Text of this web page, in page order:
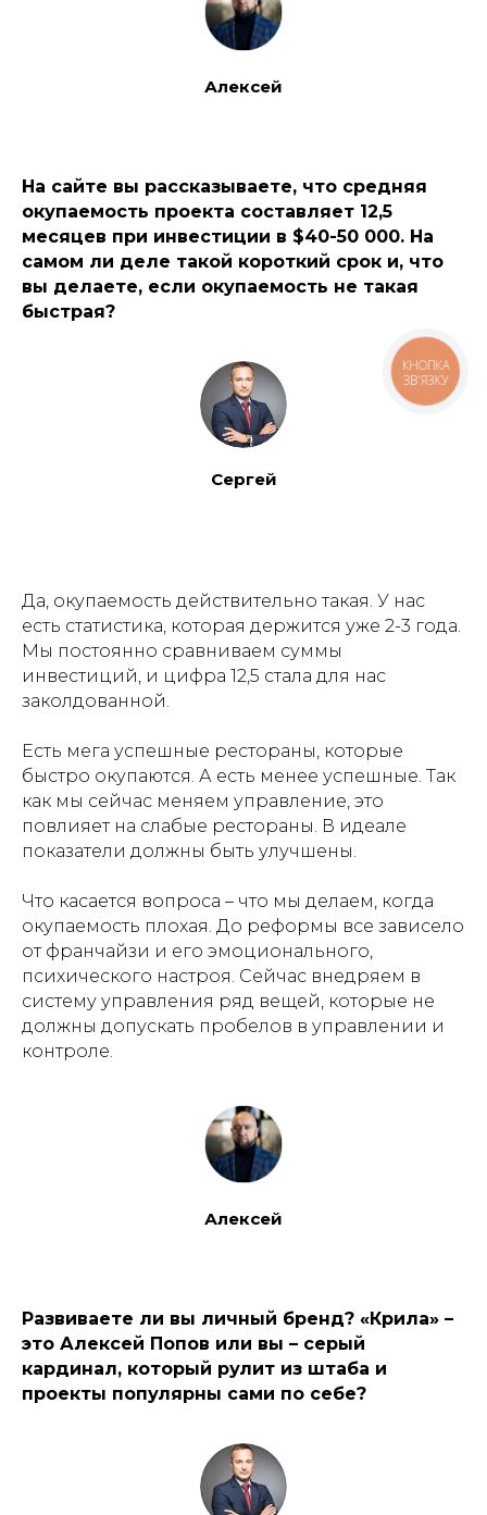
Алексей
На сайте вы рассказываете, что средняя
окупаемость проекта составляет 12,5
месяцев при инвестиции в $40-50 000. На
самом ли деле такой короткий срок и, что
вы делаете, если окупаемость не такая
быстрая?
Сергей
Да, окупаемость действительно такая. У нас
есть статистика, которая держится уже 2-3 года.
Мы постоянно сравниваем суммы
инвестиций, и цифра 12,5 стала для нас
заколдованной.
Есть мега успешные рестораны, которые
быстро окупаются. А есть менее успешные. Так
как мы сейчас меняем управление, это
повлияет на слабые рестораны. В идеале
показатели должны быть улучшены.
Что касается вопроса – что мы делаем, когда
окупаемость плохая. До реформы все зависело
от франчайзи и его эмоционального,
психического настроя. Сейчас внедряем в
систему управления ряд вещей, которые не
должны допускать пробелов в управлении и
контроле.
Алексей
Развиваете ли вы личный бренд? «Крила» –
это Алексей Попов или вы – серый
кардинал, который рулит из штаба и
проекты популярны сами по себе?
КНОПКА
ЗВ'ЯЗКУ